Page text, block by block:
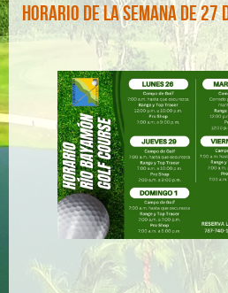
Horario de la Semana de 27